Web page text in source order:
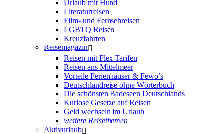
Urlaub mit Hund
Literaturreisen
Film- und Fernsehreisen
LGBTQ Reisen
Kreuzfahrten
Reisemagazin
Reisen mit Flex Tarifen
Reisen ans Mittelmeer
Vorteile Ferienhäuser & Fewo’s
Deutschlandreise ohne Wörterbuch
Die schönsten Badeseen Deutschlands
Kuriose Gesetze auf Reisen
Geld wechseln im Urlaub
weitere Reisethemen
Aktivurlaub